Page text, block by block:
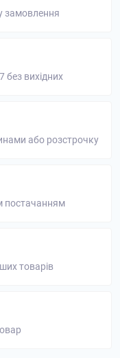
замовлення
без вихідних
або розстрочку
постачанням
товарів